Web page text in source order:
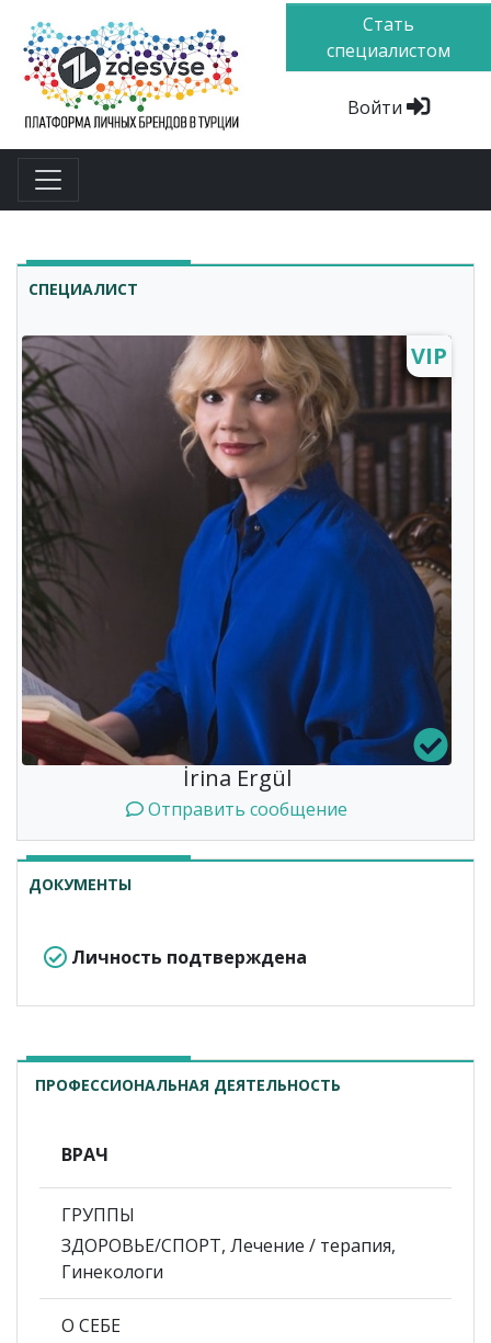
Стать
специалистом
Войти
СПЕЦИАЛИСТ
VIP
İrina Ergül
Отправить сообщение
ДОКУМЕНТЫ
Личность подтверждена
ПРОФЕССИОНАЛЬНАЯ ДЕЯТЕЛЬНОСТЬ
ВРАЧ
ГРУППЫ
ЗДОРОВЬЕ/СПОРТ, Лечение / терапия,
Гинекологи
О СЕБЕ